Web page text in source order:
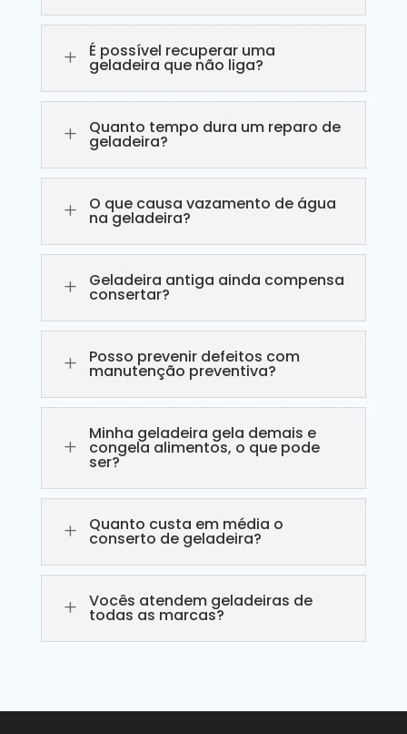
L É possível recuperar uma
geladeira que não liga?
L Quanto tempo dura um reparo de
geladeira?
L O que causa vazamento de água
na geladeira?
L Geladeira antiga ainda compensa
consertar?
L Posso prevenir defeitos com
manutenção preventiva?
L
Minha geladeira gela demais e
congela alimentos, o que pode
ser?
L Quanto custa em média o
conserto de geladeira?
L Vocês atendem geladeiras de
todas as marcas?